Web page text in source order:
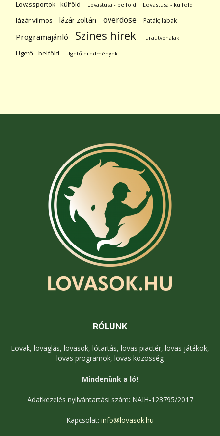
Lovassportok - külföld Lovastusa - belföld Lovastusa - külföld
lázár vilmos lázár zoltán overdose Paták; lábak
Programajánló Színes hírek Túraútvonalak
Ügető - belföld Ügető eredmények
RÓLUNK
Lovak, lovaglás, lovasok, lótartás, lovas piactér, lovas játékok,
lovas programok, lovas közösség
Mindenünk a ló!
Adatkezelés nyilvántartási szám: NAIH-123795/2017
Kapcsolat: info@lovasok.hu